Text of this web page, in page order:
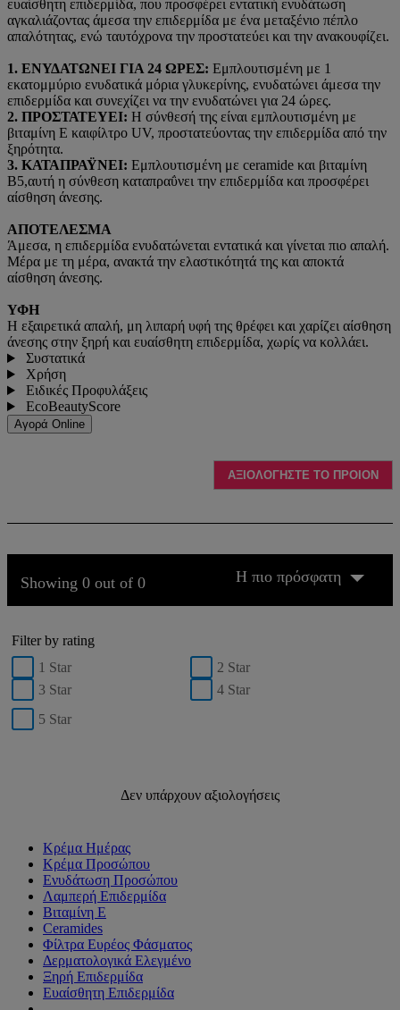
ευαίσθητη επιδερμίδα, που προσφέρει εντατική ενυδάτωση
αγκαλιάζοντας άμεσα την επιδερμίδα με ένα μεταξένιο πέπλο
απαλότητας, ενώ ταυτόχρονα την προστατεύει και την ανακουφίζει.
1. ΕΝΥΔΑΤΩΝΕΙ ΓΙΑ 24 ΩΡΕΣ: Εμπλουτισμένη με 1
εκατομμύριο ενυδατικά μόρια γλυκερίνης, ενυδατώνει άμεσα την
επιδερμίδα και συνεχίζει να την ενυδατώνει για 24 ώρες.
2. ΠΡΟΣΤΑΤΕΥΕΙ: Η σύνθεσή της είναι εμπλουτισμένη με
βιταμίνη Ε καιφίλτρο UV, προστατεύοντας την επιδερμίδα από την
ξηρότητα.
3. ΚΑΤΑΠΡΑΫΝΕΙ: Εμπλουτισμένη με ceramide και βιταμίνη
Β5,αυτή η σύνθεση καταπραΰνει την επιδερμίδα και προσφέρει
αίσθηση άνεσης.
ΑΠΟΤΕΛΕΣΜΑ
Άμεσα, η επιδερμίδα ενυδατώνεται εντατικά και γίνεται πιο απαλή.
Μέρα με τη μέρα, ανακτά την ελαστικότητά της και αποκτά
αίσθηση άνεσης.
ΥΦΗ
Η εξαιρετικά απαλή, μη λιπαρή υφή της θρέφει και χαρίζει αίσθηση
άνεσης στην ξηρή και ευαίσθητη επιδερμίδα, χωρίς να κολλάει.
Συστατικά
Χρήση
Ειδικές Προφυλάξεις
EcoBeautyScore
Αγορά Online
ΑΞΙΟΛΟΓΗΣΤΕ ΤΟ ΠΡΟΙΟΝ
Showing 0 out of 0 Η πιο πρόσφατη
Filter by rating
1 Star
2 Star
3 Star
4 Star
5 Star
Δεν υπάρχουν αξιολογήσεις
Κρέμα Ημέρας
Κρέμα Προσώπου
Ενυδάτωση Προσώπου
Λαμπερή Επιδερμίδα
Βιταμίνη Ε
Ceramides
Φίλτρα Ευρέος Φάσματος
Δερματολογικά Ελεγμένο
Ξηρή Επιδερμίδα
Ευαίσθητη Επιδερμίδα